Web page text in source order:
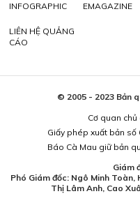
INFOGRAPHIC EMAGAZINE
LIÊN HỆ QUẢNG
CÁO
© 2005 - 2023 Bản
Cơ quan chủ
Giấy phép xuất bản số
Báo Cà Mau giữ bản
Giám
Phó Giám đốc: Ngô Minh Toàn,
Thị Lâm Anh, Cao